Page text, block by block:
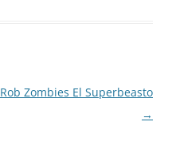
Rob Zombies El Superbeasto
→